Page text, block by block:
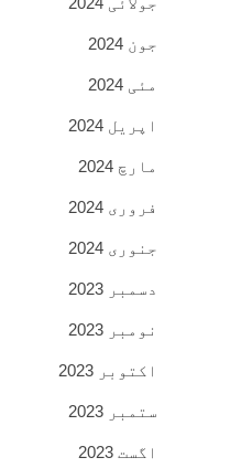
جون 2024
مئی 2024
اپریل 2024
مارچ 2024
فروری 2024
جنوری 2024
دسمبر 2023
نومبر 2023
اکتوبر 2023
ستمبر 2023
اگست 2023